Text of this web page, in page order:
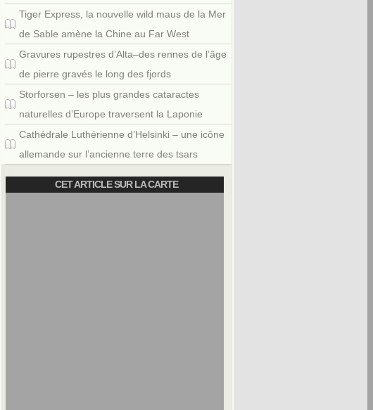
Tiger Express, la nouvelle wild maus de la Mer
de Sable amène la Chine au Far West
Gravures rupestres d’Alta–des rennes de l’âge
de pierre gravés le long des fjords
Storforsen – les plus grandes cataractes
naturelles d’Europe traversent la Laponie
Cathédrale Luthérienne d’Helsinki – une icône
allemande sur l’ancienne terre des tsars
CET ARTICLE SUR LA CARTE